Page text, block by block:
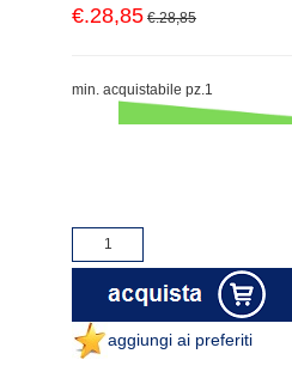
€.28,85 €.28,85
min. acquistabile pz.1
aggiungi ai preferiti